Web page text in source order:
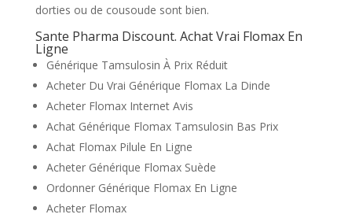
dorties ou de cousoude sont bien.
Sante Pharma Discount. Achat Vrai Flomax En
Ligne
Générique Tamsulosin À Prix Réduit
Acheter Du Vrai Générique Flomax La Dinde
Acheter Flomax Internet Avis
Achat Générique Flomax Tamsulosin Bas Prix
Achat Flomax Pilule En Ligne
Acheter Générique Flomax Suède
Ordonner Générique Flomax En Ligne
Acheter Flomax